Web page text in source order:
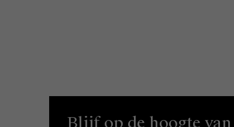
Blijf op de hoogte